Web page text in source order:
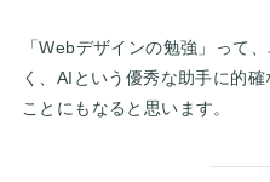
「Webデザインの勉強」って
く、AIという優秀な助手に的
ことにもなると思います。